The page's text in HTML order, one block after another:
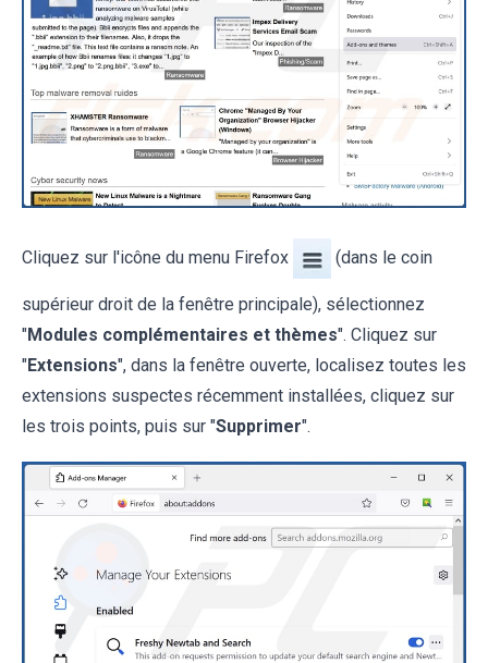
Cliquez sur l'icône du menu Firefox (dans le coin
supérieur droit de la fenêtre principale), sélectionnez
"Modules complémentaires et thèmes". Cliquez sur
"Extensions", dans la fenêtre ouverte, localisez toutes les
extensions suspectes récemment installées, cliquez sur
les trois points, puis sur "Supprimer".